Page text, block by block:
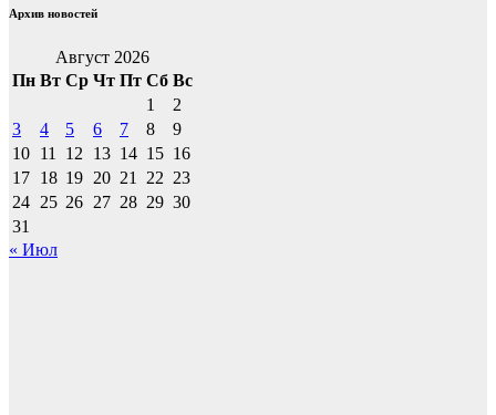
Архив новостей
Август 2026
Пн Вт Ср Чт Пт Сб Вс
1
2
3
4 5 6 7 8
9
10 11 12 13 14 15 16
17 18 19 20 21 22 23
24 25 26 27 28 29 30
31
« Июл